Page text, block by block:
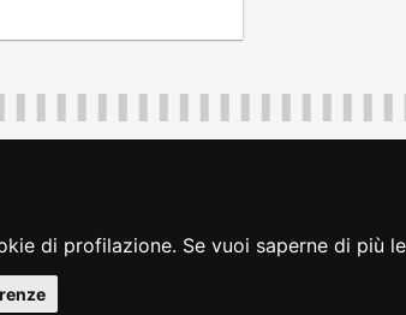
di profilazione. Se vuoi saperne di più
di accessibilità feedback cambio